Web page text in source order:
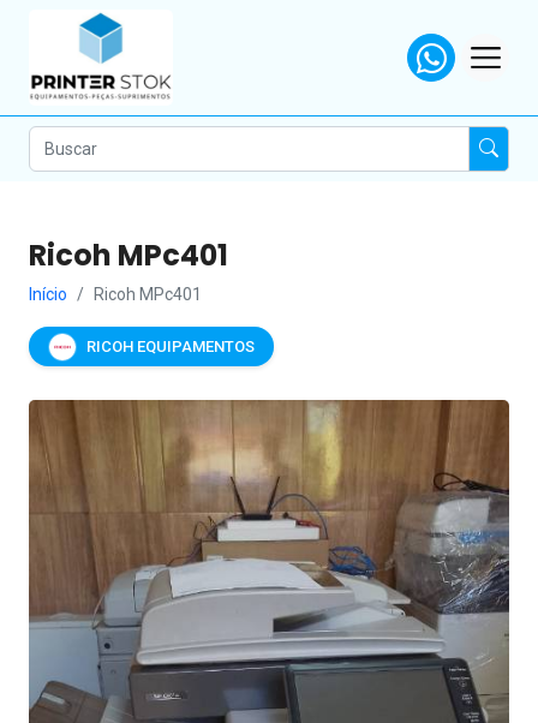
Ricoh MPc401
Início Ricoh MPc401
RICOH EQUIPAMENTOS